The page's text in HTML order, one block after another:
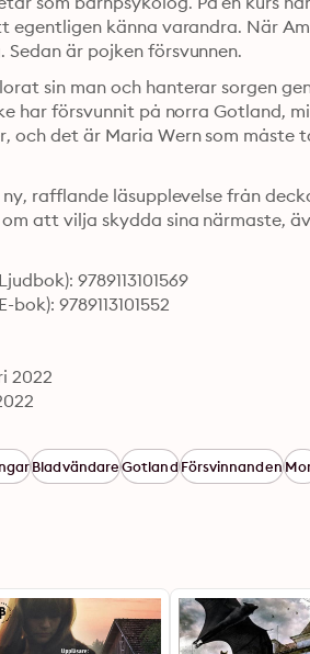
känna varandra. När
är pojken försvunnen.
sin man och hanterar sorgen
har försvunnit på norra Gotland,
och det är Maria Wern som
rafflande läsupplevelse från
att vilja skydda sina närmaste,
9789113101569
9789113101552
2022
BladvändareGotlandFörsvinnanden